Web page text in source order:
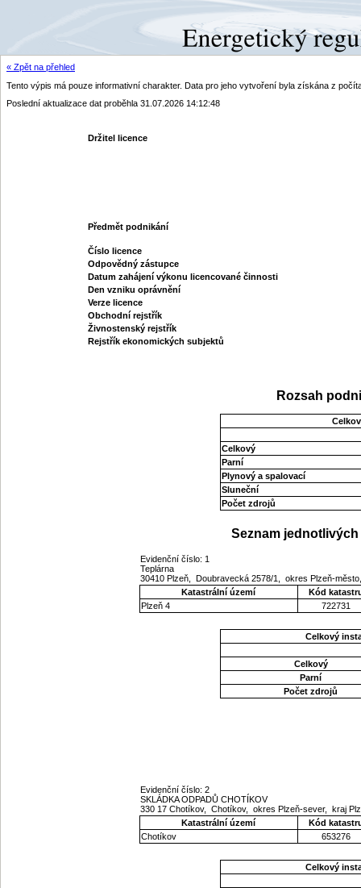
« Zpět na přehled
Tento výpis má pouze informativní charakter. Data pro jeho vytvoření byla získána z
Poslední aktualizace dat proběhla 31.07.2026 14:12:48
Držitel licence
Předmět podnikání
Číslo licence
Odpovědný zástupce
Datum zahájení výkonu licencované činnosti
Den vzniku oprávnění
Verze licence
Obchodní rejstřík
Živnostenský rejstřík
Rejstřík ekonomických subjektů
Rozsah
Celkový
Parní
Plynový a spalovací
Sluneční
Počet zdrojů
Seznam
Evidenční číslo: 1
Teplárna
30410 Plzeň, Doubravecká 2578/1, okres Plzeň-
Katastrální území
Kód
Plzeň 4
722731
Celkový
Celkový
Parní
Počet zdrojů
Evidenční číslo: 2
SKLÁDKA ODPADŮ CHOTÍKOV
330 17 Chotíkov, Chotíkov, okres Plzeň-sever, kraj
Katastrální území
Kód
Chotíkov
653276
Celkový